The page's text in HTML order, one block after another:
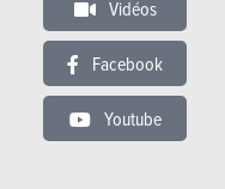
Vidéos
Facebook
Youtube
Dacia 1.5 dCi / CLIM / 1
4.490 €